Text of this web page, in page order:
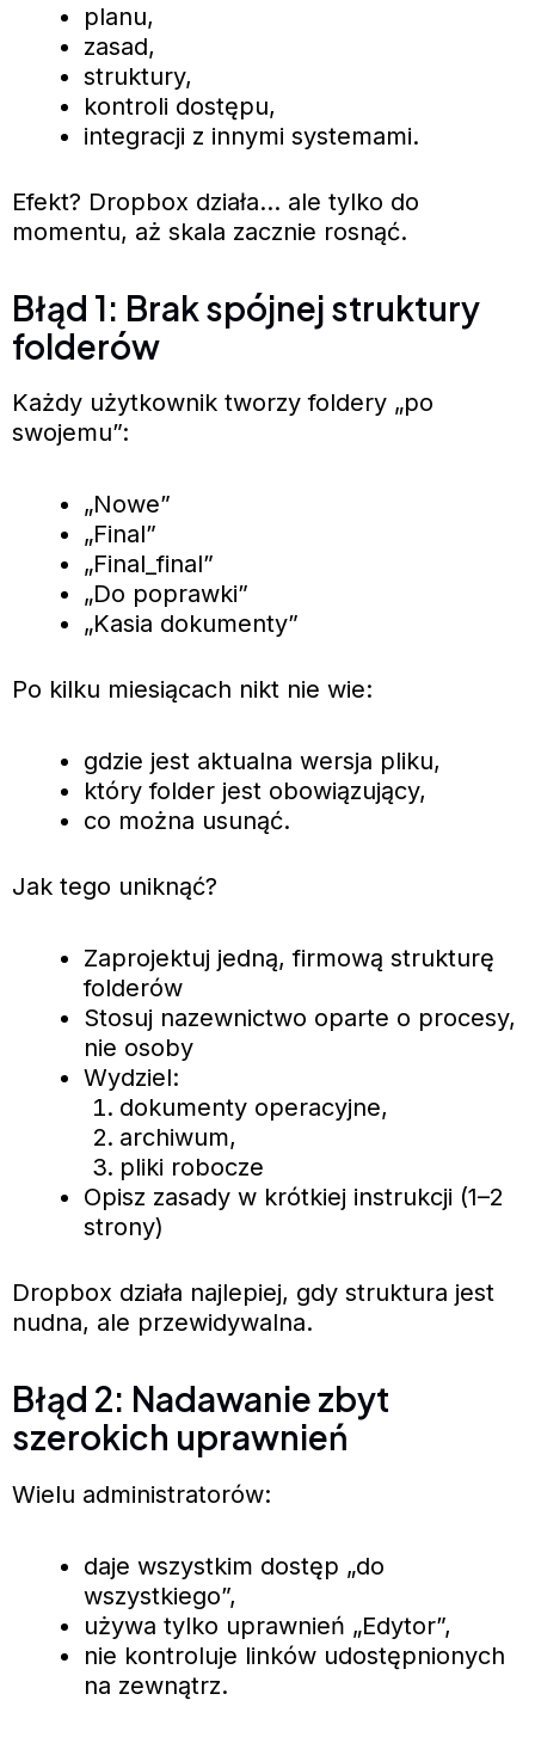
planu,
zasad,
struktury,
kontroli dostępu,
integracji z innymi systemami.
Efekt? Dropbox działa… ale tylko do
momentu, aż skala zacznie rosnąć.
Błąd 1: Brak spójnej struktury
folderów
Każdy użytkownik tworzy foldery „po
swojemu”:
„Nowe”
„Final”
„Final_final”
„Do poprawki”
„Kasia dokumenty”
Po kilku miesiącach nikt nie wie:
gdzie jest aktualna wersja pliku,
który folder jest obowiązujący,
co można usunąć.
Jak tego uniknąć?
Zaprojektuj jedną, firmową strukturę
folderów
Stosuj nazewnictwo oparte o procesy,
nie osoby
Wydziel:
dokumenty operacyjne,
archiwum,
pliki robocze
Opisz zasady w krótkiej instrukcji (1–2
strony)
Dropbox działa najlepiej, gdy struktura jest
nudna, ale przewidywalna.
Błąd 2: Nadawanie zbyt
szerokich uprawnień
Wielu administratorów:
daje wszystkim dostęp „do
wszystkiego”,
używa tylko uprawnień „Edytor”,
nie kontroluje linków udostępnionych
na zewnątrz.